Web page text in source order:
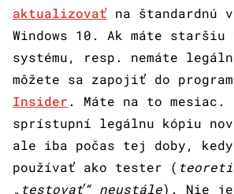
aktualizovať na štandardnú
Windows 10. Ak máte staršiu
systému, resp. nemáte
môžete sa zapojiť do
Insider . Máte na to mesiac.
sprístupní legálnu kópiu
ale iba počas tej doby,
používať ako tester (
„testovať“ neustále). Nie je